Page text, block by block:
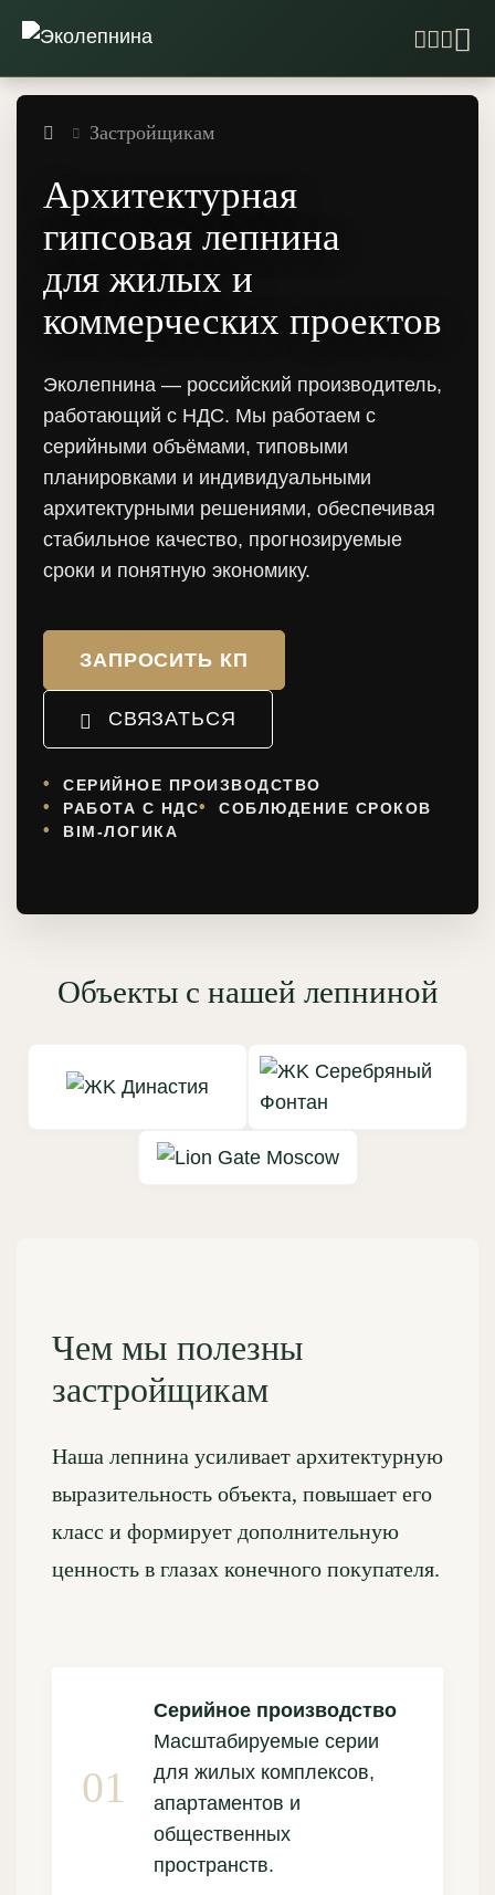
Застройщикам
Архитектурная
гипсовая лепнина
для жилых и
коммерческих проектов
Эколепнина — российский производитель,
работающий с НДС. Мы работаем с
серийными объёмами, типовыми
планировками и индивидуальными
архитектурными решениями, обеспечивая
стабильное качество, прогнозируемые
сроки и понятную экономику.
ЗАПРОСИТЬ КП
СВЯЗАТЬСЯ
СЕРИЙНОЕ ПРОИЗВОДСТВО
РАБОТА С НДС
СОБЛЮДЕНИЕ СРОКОВ
BIM-ЛОГИКА
Объекты с нашей лепниной
Чем мы полезны
застройщикам
Наша лепнина усиливает архитектурную
выразительность объекта, повышает его
класс и формирует дополнительную
ценность в глазах конечного покупателя.
Серийное производство
Масштабируемые серии
для жилых комплексов,
апартаментов и
общественных
пространств.